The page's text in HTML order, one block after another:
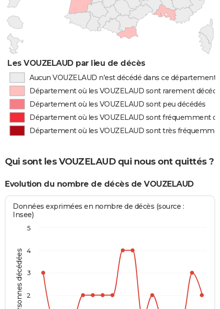
Les VOUZELAUD par lieu de décès
Aucun VOUZELAUD n'est décédé dans ce département
Département où les VOUZELAUD sont rarement
Département où les VOUZELAUD sont peu décédés
Département où les VOUZELAUD sont fréquemment
Département où les VOUZELAUD sont très
Qui sont les VOUZELAUD qui nous ont quittés ?
Evolution du nombre de décès de VOUZELAUD
Personnes décédées
Données exprimées en nombre de décès (source :
Insee)
2
3
4
5